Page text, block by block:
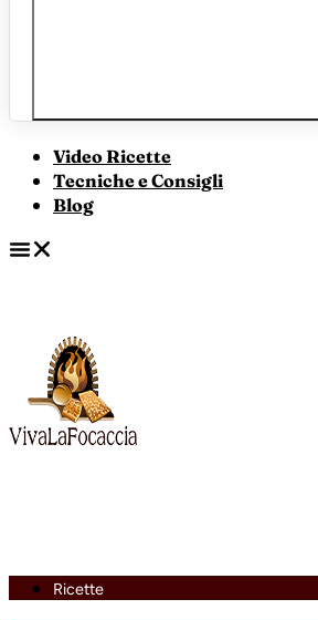
Video Ricette
Tecniche e Consigli
Blog
Ricette